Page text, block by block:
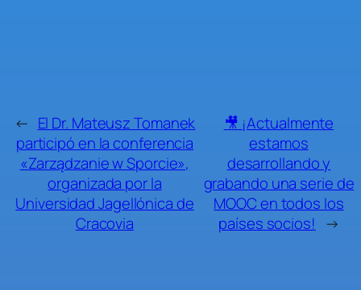
← El Dr. Mateusz Tomanek
participó en la conferencia
«Zarządzanie w Sporcie»,
organizada por la
Universidad Jagellónica de
Cracovia
🎥 ¡Actualmente
estamos
desarrollando y
grabando una serie de
MOOC en todos los
países socios! →